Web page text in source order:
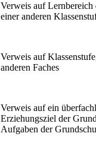
Verweis auf Lernbereich
einer anderen
Verweis auf
anderen Faches
Verweis auf ein
Erziehungsziel der
Aufgaben der